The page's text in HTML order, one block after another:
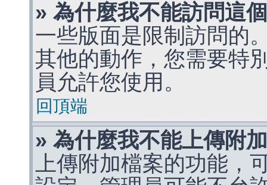
» 為什麼我不能訪問這
一些版面是限制訪問的
其他的動作，您需要特
員允許您使用。
回頂端
» 為什麼我不能上傳附
上傳附加檔案的功能，